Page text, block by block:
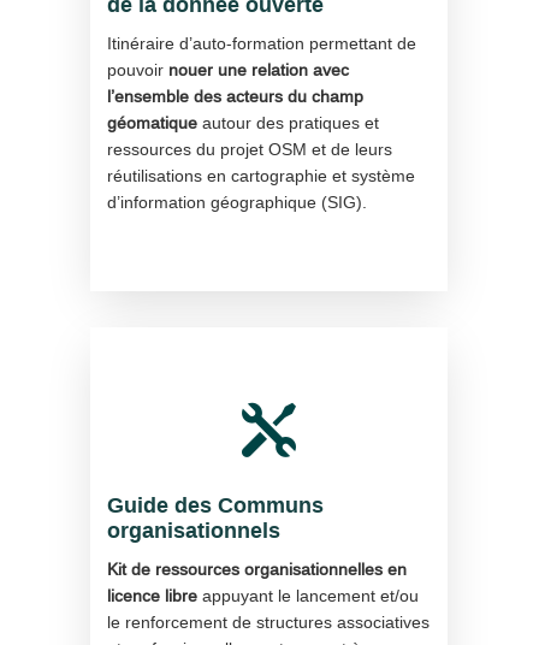
de la donnée ouverte
Itinéraire d’auto-formation permettant de
pouvoir nouer une relation avec
l’ensemble des acteurs du champ
géomatique autour des pratiques et
ressources du projet OSM et de leurs
réutilisations en cartographie et système
d’information géographique (SIG).

Guide des Communs
organisationnels
Kit de ressources organisationnelles en
licence libre appuyant le lancement et/ou
le renforcement de structures associatives